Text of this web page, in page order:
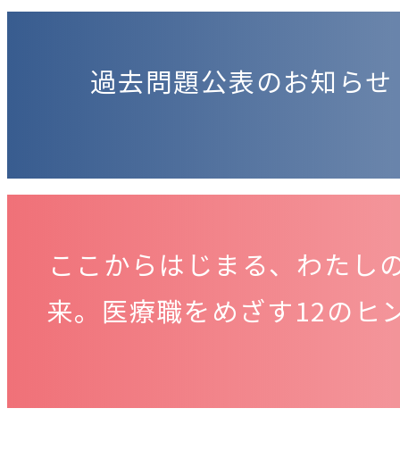
過去問題公表のお知らせ
ここからはじまる、わたし
来。医療職をめざす12のヒ